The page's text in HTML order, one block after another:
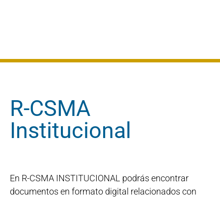
R-CSMA
Institucional
En R-CSMA INSTITUCIONAL podrás encontrar
documentos en formato digital relacionados con